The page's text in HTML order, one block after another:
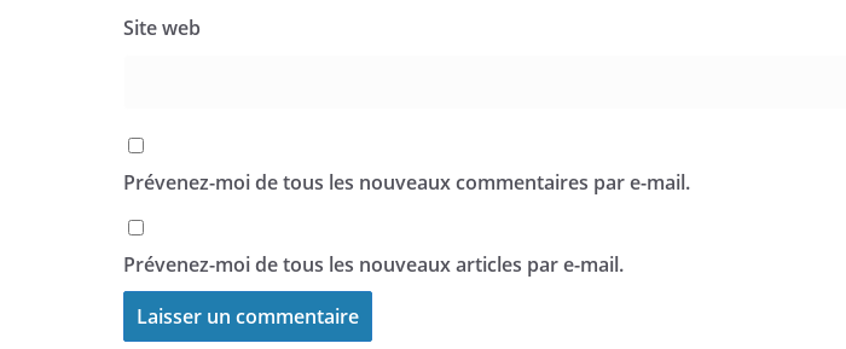
Site web
Prévenez-moi de tous les nouveaux commentaires par e-mail.
Prévenez-moi de tous les nouveaux articles par e-mail.